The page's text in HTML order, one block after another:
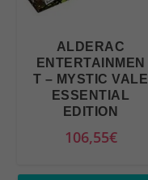
ALDERAC
ENTERTAINMEN
T – MYSTIC VALE
ESSENTIAL
EDITION
106,55€